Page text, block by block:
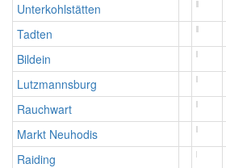
Unterkohlstätten
Tadten
Bildein
Lutzmannsburg
Rauchwart
Markt Neuhodis
Raiding